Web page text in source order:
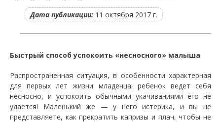
Дата публикации: 11 октября 2017 г.
Быстрый способ успокоить «несносного» малыша
Распространенная ситуация, в особенности характерная
для первых лет жизни младенца: ребенок ведет себя
несносно, и успокоить обычными укачиваниями его не
удается! Маленький же — у него истерика, и вы не
представляете, как прекратить капризы и плач, чтобы не